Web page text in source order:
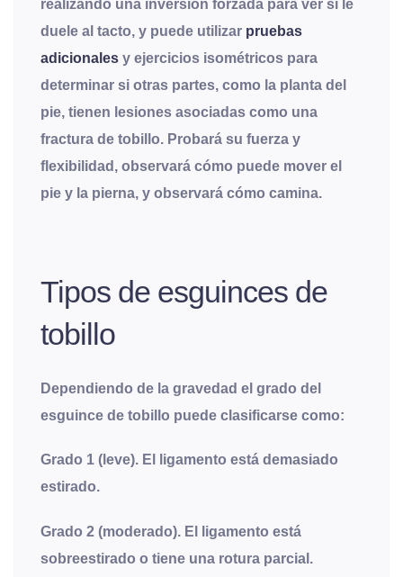
realizando una inversión forzada para ver si le
duele al tacto, y puede utilizar pruebas
adicionales y ejercicios isométricos para
determinar si otras partes, como la planta del
pie, tienen lesiones asociadas como una
fractura de tobillo. Probará su fuerza y
flexibilidad, observará cómo puede mover el
pie y la pierna, y observará cómo camina.
Tipos de esguinces de
tobillo
Dependiendo de la gravedad el grado del
esguince de tobillo puede clasificarse como:
Grado 1 (leve). El ligamento está demasiado
estirado.
Grado 2 (moderado). El ligamento está
sobreestirado o tiene una rotura parcial.